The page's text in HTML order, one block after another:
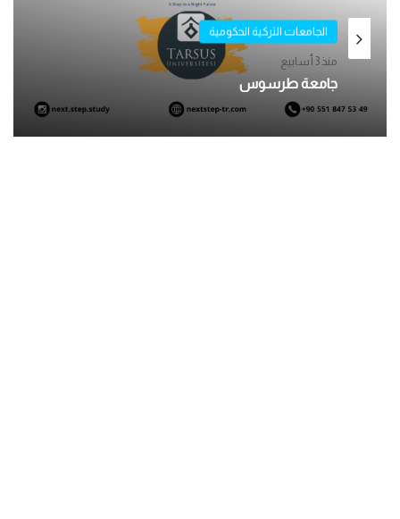
الجامعات التركية الحكومية
منذ 3 أسابيع
جامعة طرسوس
الجامعات التركية الحكومية
ديسمبر 11, 2025